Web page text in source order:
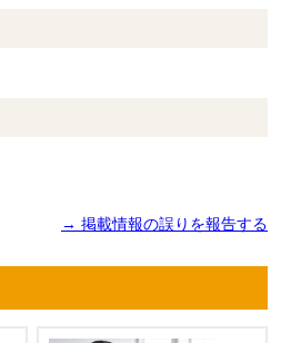
→ 掲載情報の誤りを報告する